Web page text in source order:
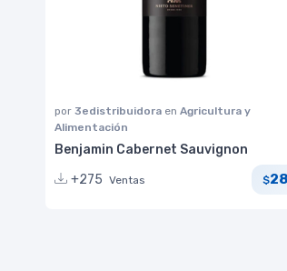
por 3edistribuidora en Agricultura y
Alimentación
Benjamin Cabernet Sauvignon
+275 Ventas $